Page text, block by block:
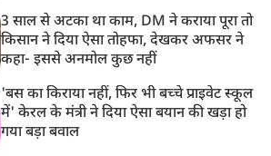
3 साल से अटका था काम, DM ने कराया पूरा तो
किसान ने दिया ऐसा तोहफा, देखकर अफसर ने
कहा- इससे अनमोल कुछ नहीं
'बस का किराया नहीं, फिर भी बच्चे प्राइवेट स्कूल
में' केरल के मंत्री ने दिया ऐसा बयान की खड़ा हो
गया बड़ा बवाल